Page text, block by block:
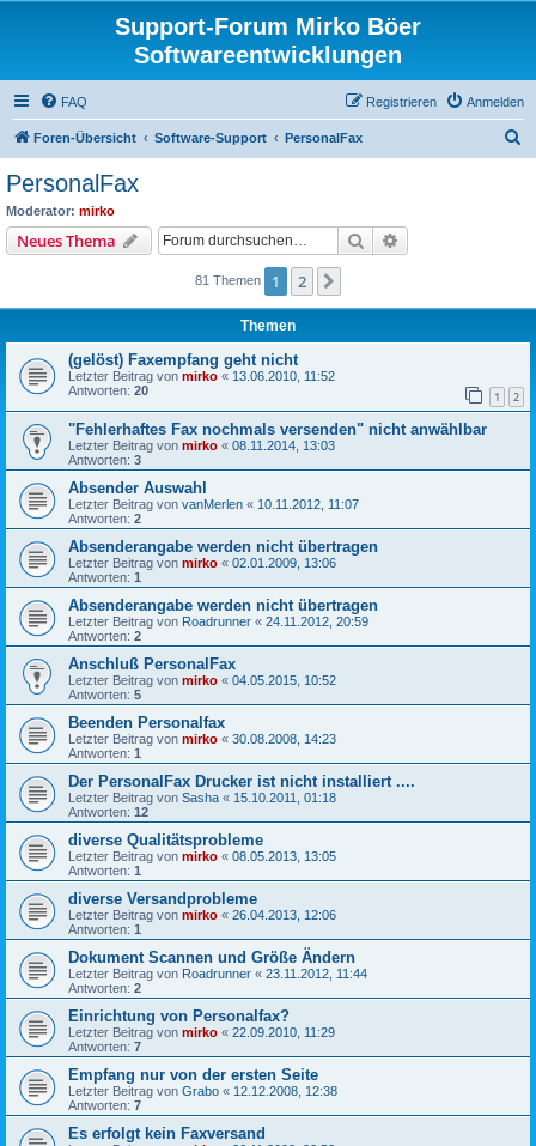
Support-Forum Mirko Böer
Softwareentwicklungen
FAQ Anmelden
Registrieren
Foren-Übersicht Software-Support PersonalFax
PersonalFax
Moderator: mirko
Neues Thema Suche
81 Themen 1 2
Themen
(gelöst) Faxempfang geht nicht
Letzter Beitrag von mirko « 13.06.2010, 11:52
Antworten: 20 1 2
"Fehlerhaftes Fax nochmals versenden" nicht anwählbar
Letzter Beitrag von mirko « 08.11.2014, 13:03
Antworten: 3
Absender Auswahl
Letzter Beitrag von vanMerlen « 10.11.2012, 11:07
Antworten: 2
Absenderangabe werden nicht übertragen
Letzter Beitrag von mirko « 02.01.2009, 13:06
Antworten: 1
Absenderangabe werden nicht übertragen
Letzter Beitrag von Roadrunner « 24.11.2012, 20:59
Antworten: 2
Anschluß PersonalFax
Letzter Beitrag von mirko « 04.05.2015, 10:52
Antworten: 5
Beenden Personalfax
Letzter Beitrag von mirko « 30.08.2008, 14:23
Antworten: 1
Der PersonalFax Drucker ist nicht installiert ....
Letzter Beitrag von Sasha « 15.10.2011, 01:18
Antworten: 12
diverse Qualitätsprobleme
Letzter Beitrag von mirko « 08.05.2013, 13:05
Antworten: 1
diverse Versandprobleme
Letzter Beitrag von mirko « 26.04.2013, 12:06
Antworten: 1
Dokument Scannen und Größe Ändern
Letzter Beitrag von Roadrunner « 23.11.2012, 11:44
Antworten: 2
Einrichtung von Personalfax?
Letzter Beitrag von mirko « 22.09.2010, 11:29
Antworten: 7
Empfang nur von der ersten Seite
Letzter Beitrag von Grabo « 12.12.2008, 12:38
Antworten: 7
Es erfolgt kein Faxversand